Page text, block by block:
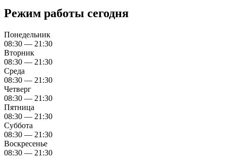
Режим работы сегодня
Понедельник
08:30 — 21:30
Вторник
08:30 — 21:30
Среда
08:30 — 21:30
Четверг
08:30 — 21:30
Пятница
08:30 — 21:30
Суббота
08:30 — 21:30
Воскресенье
08:30 — 21:30